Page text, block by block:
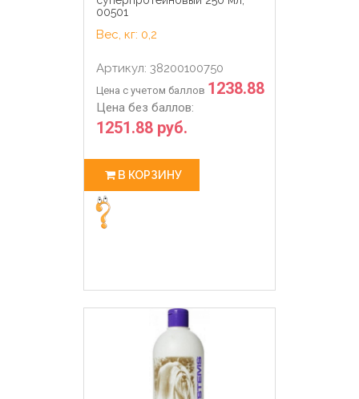
00501
Вес, кг: 0,2
Артикул: 38200100750
Цена с учетом баллов 1238.88
Цена без баллов:
1251.88 руб.
В КОРЗИНУ